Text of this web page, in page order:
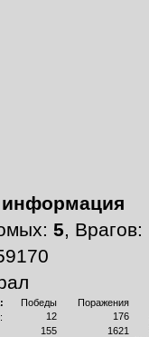
информация
5, Врагов:
Победы
Поражения
12
176
155
1621